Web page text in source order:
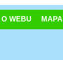
O WEBU